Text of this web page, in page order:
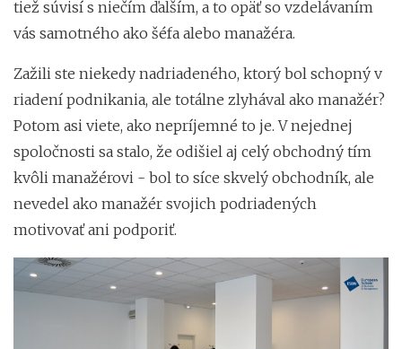
tiež súvisí s niečím ďalším, a to opäť so vzdelávaním
vás samotného ako šéfa alebo manažéra.
Zažili ste niekedy nadriadeného, ​​ktorý bol schopný v
riadení podnikania, ale totálne zlyhával ako manažér?
Potom asi viete, ako nepríjemné to je. V nejednej
spoločnosti sa stalo, že odišiel aj celý obchodný tím
kvôli manažérovi - bol to síce skvelý obchodník, ale
nevedel ako manažér svojich podriadených
motivovať ani podporiť.